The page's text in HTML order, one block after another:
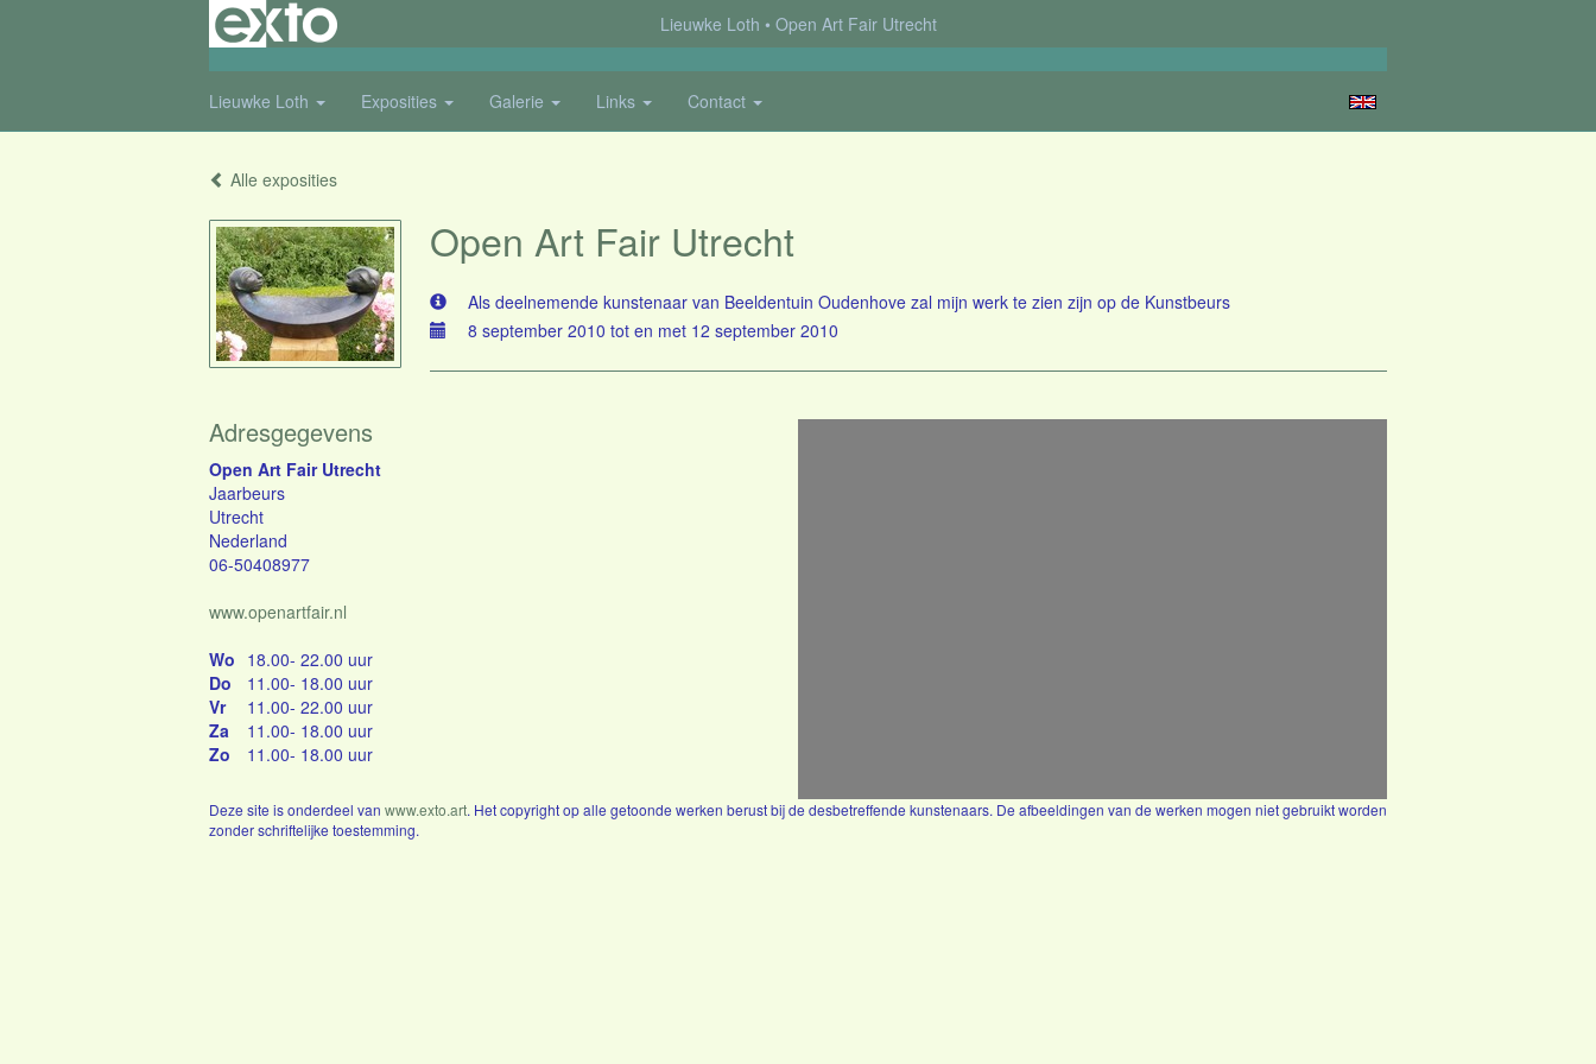
Lieuwke Loth Open Art Fair Utrecht
Lieuwke Loth Exposities Galerie Links Contact
Alle exposities
Open Art Fair Utrecht
Als deelnemende kunstenaar van Beeldentuin Oudenhove zal mijn werk te zien zijn op de Kunstbeurs
8 september 2010 tot en met 12 september 2010
Adresgegevens
Open Art Fair Utrecht
Jaarbeurs
Utrecht
Nederland
06-50408977
www.openartfair.nl
Wo 18.00- 22.00 uur
Do
11.00- 18.00 uur
Vr
11.00- 22.00 uur
Za
11.00- 18.00 uur
Zo
11.00- 18.00 uur
Deze site is onderdeel van www.exto.art. Het copyright op alle getoonde werken berust bij de desbetreffende kunstenaars. De afbeeldingen van de werken mogen niet gebruikt worden
zonder schriftelijke toestemming.